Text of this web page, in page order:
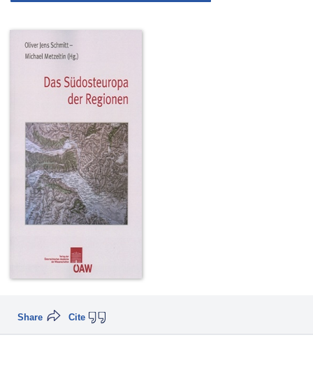
Cite
Share